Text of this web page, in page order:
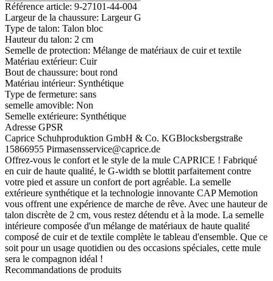
Référence article: 9-27101-44-004
Largeur de la chaussure: Largeur G
Type de talon: Talon bloc
Hauteur du talon: 2 cm
Semelle de protection: Mélange de matériaux de cuir et textile
Matériau extérieur: Cuir
Bout de chaussure: bout rond
Matériau intérieur: Synthétique
Type de fermeture: sans
semelle amovible: Non
Semelle extérieure: Synthétique
Adresse GPSR
Caprice Schuhproduktion GmbH & Co. KGBlocksbergstraße
15866955 Pirmasensservice@caprice.de
Offrez-vous le confort et le style de la mule CAPRICE ! Fabriqué
en cuir de haute qualité, le G-width se blottit parfaitement contre
votre pied et assure un confort de port agréable. La semelle
extérieure synthétique et la technologie innovante CAP Memotion
vous offrent une expérience de marche de rêve. Avec une hauteur de
talon discrète de 2 cm, vous restez détendu et à la mode. La semelle
intérieure composée d'un mélange de matériaux de haute qualité
composé de cuir et de textile complète le tableau d'ensemble. Que ce
soit pour un usage quotidien ou des occasions spéciales, cette mule
sera le compagnon idéal !
Recommandations de produits